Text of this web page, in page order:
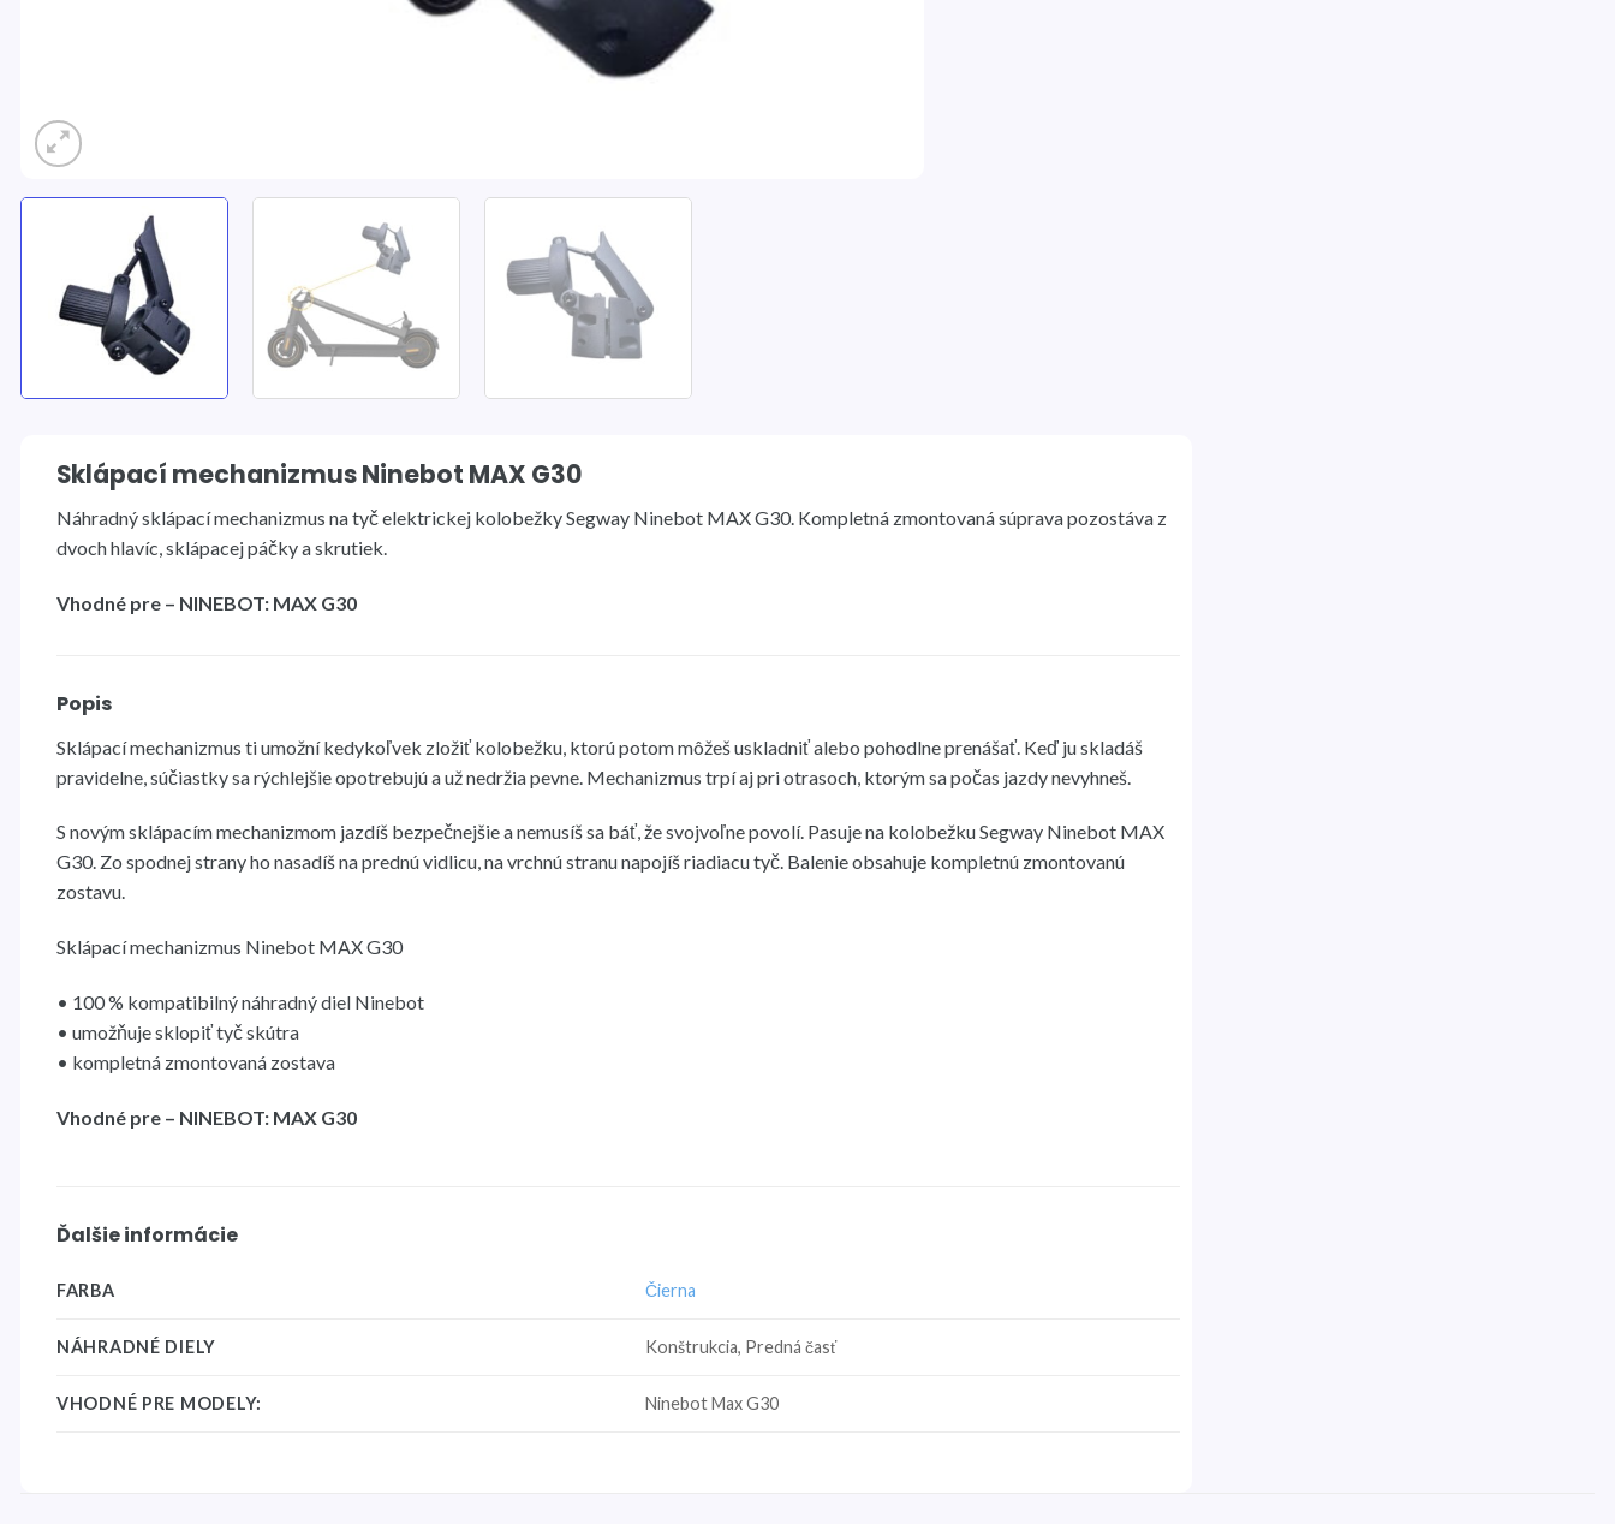
Sklápací mechanizmus Ninebot MAX G30
Náhradný sklápací mechanizmus na tyč elektrickej kolobežky Segway Ninebot MAX G30. Kompletná zmontovaná súprava pozostáva z
dvoch hlavíc, sklápacej páčky a skrutiek.
Vhodné pre – NINEBOT: MAX G30
Popis
Sklápací mechanizmus ti umožní kedykoľvek zložiť kolobežku, ktorú potom môžeš uskladniť alebo pohodlne prenášať. Keď ju skladáš
pravidelne, súčiastky sa rýchlejšie opotrebujú a už nedržia pevne. Mechanizmus trpí aj pri otrasoch, ktorým sa počas jazdy nevyhneš.
S novým sklápacím mechanizmom jazdíš bezpečnejšie a nemusíš sa báť, že svojvoľne povolí. Pasuje na kolobežku Segway Ninebot MAX
G30. Zo spodnej strany ho nasadíš na prednú vidlicu, na vrchnú stranu napojíš riadiacu tyč. Balenie obsahuje kompletnú zmontovanú
zostavu.
Sklápací mechanizmus Ninebot MAX G30
• 100 % kompatibilný náhradný diel Ninebot
• umožňuje sklopiť tyč skútra
• kompletná zmontovaná zostava
Vhodné pre – NINEBOT: MAX G30
Ďalšie informácie
FARBA Čierna
NÁHRADNÉ DIELY Konštrukcia, Predná časť
VHODNÉ PRE MODELY: Ninebot Max G30